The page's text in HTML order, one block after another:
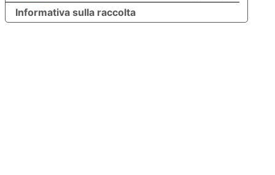
Informativa sulla raccolta